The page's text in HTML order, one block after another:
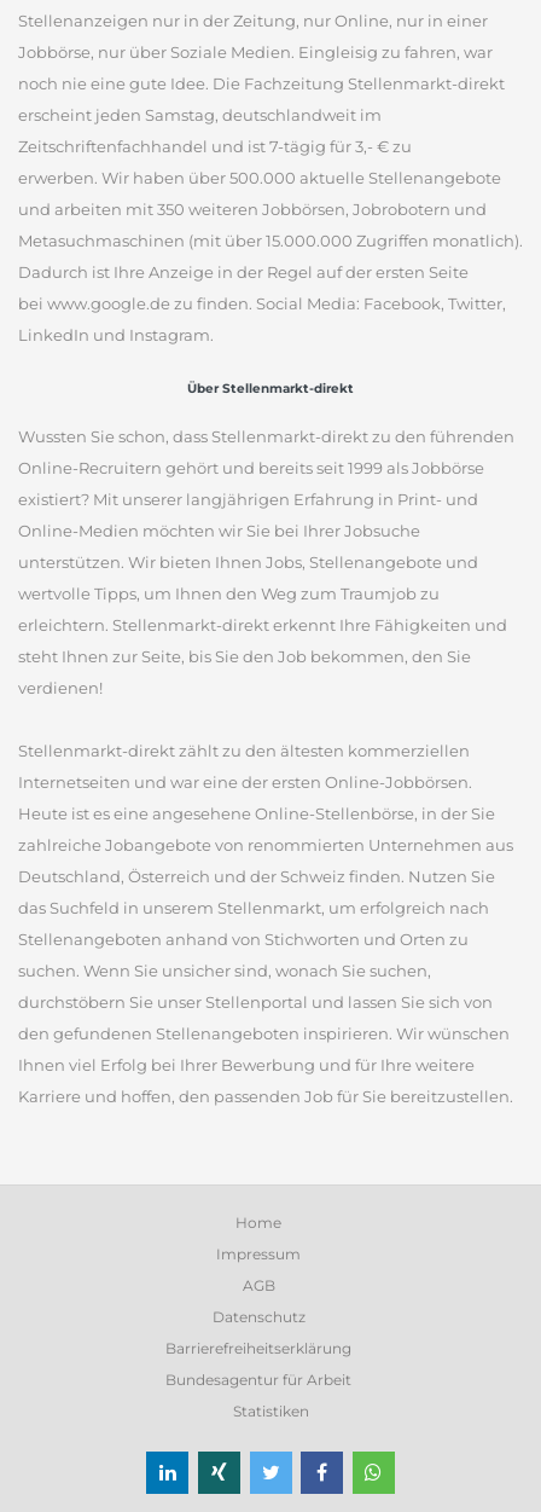
Stellenanzeigen nur in der Zeitung, nur Online, nur in einer
Jobbörse, nur über Soziale Medien. Eingleisig zu fahren, war
noch nie eine gute Idee. Die Fachzeitung Stellenmarkt-direkt
erscheint jeden Samstag, deutschlandweit im
Zeitschriftenfachhandel und ist 7-tägig für 3,- € zu
erwerben. Wir haben über 500.000 aktuelle Stellenangebote
und arbeiten mit 350 weiteren Jobbörsen, Jobrobotern und
Metasuchmaschinen (mit über 15.000.000 Zugriffen monatlich).
Dadurch ist Ihre Anzeige in der Regel auf der ersten Seite
bei www.google.de zu finden. Social Media: Facebook, Twitter,
LinkedIn und Instagram.
Über Stellenmarkt-direkt
Wussten Sie schon, dass Stellenmarkt-direkt zu den führenden
Online-Recruitern gehört und bereits seit 1999 als Jobbörse
existiert? Mit unserer langjährigen Erfahrung in Print- und
Online-Medien möchten wir Sie bei Ihrer Jobsuche
unterstützen. Wir bieten Ihnen Jobs, Stellenangebote und
wertvolle Tipps, um Ihnen den Weg zum Traumjob zu
erleichtern. Stellenmarkt-direkt erkennt Ihre Fähigkeiten und
steht Ihnen zur Seite, bis Sie den Job bekommen, den Sie
verdienen!
Stellenmarkt-direkt zählt zu den ältesten kommerziellen
Internetseiten und war eine der ersten Online-Jobbörsen.
Heute ist es eine angesehene Online-Stellenbörse, in der Sie
zahlreiche Jobangebote von renommierten Unternehmen aus
Deutschland, Österreich und der Schweiz finden. Nutzen Sie
das Suchfeld in unserem Stellenmarkt, um erfolgreich nach
Stellenangeboten anhand von Stichworten und Orten zu
suchen. Wenn Sie unsicher sind, wonach Sie suchen,
durchstöbern Sie unser Stellenportal und lassen Sie sich von
den gefundenen Stellenangeboten inspirieren. Wir wünschen
Ihnen viel Erfolg bei Ihrer Bewerbung und für Ihre weitere
Karriere und hoffen, den passenden Job für Sie bereitzustellen.
Home
Impressum
AGB
Datenschutz
Barrierefreiheitserklärung
Bundesagentur für Arbeit
Statistiken